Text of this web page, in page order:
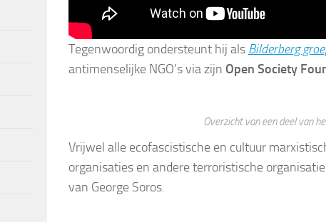
Tegenwoordig ondersteunt hij als Bilderberg
antimenselijke NGO’s via zijn Open Society
Overzicht van een deel van
Vrijwel alle ecofascistische en cultuur
organisaties en andere terroristische
van George Soros.